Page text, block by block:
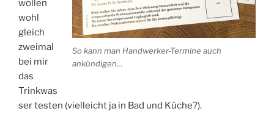
So kann man Handwerker-Termine auch
ankündigen…
wollen
wohl
gleich
zweimal
bei mir
das
Trinkwas
ser testen (vielleicht ja in Bad und Küche?).